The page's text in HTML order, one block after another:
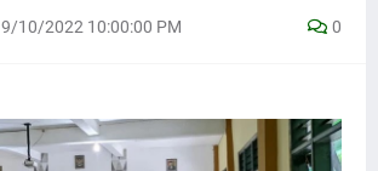
9/10/2022 10:00:00 PM 0